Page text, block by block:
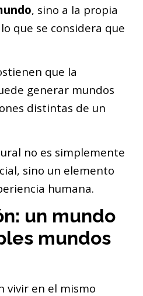
, sino a la propia
que se considera que
que la
generar mundos
distintas de un
no es simplemente
sino un elemento
humana.
un mundo
mundos
vivir en el mismo